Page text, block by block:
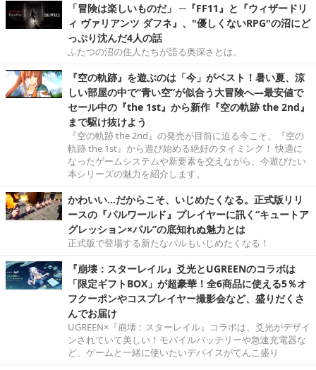
「冒険は楽しいものだ」 ─『FF11』と『ウィザードリ
ィ ヴァリアンツ ダフネ』、"優しくないRPG"の沼にど
っぷり沈んだ4人の話
ふたつの沼の住人たちが語る奥深さとは。
『空の軌跡』を遊ぶのは「今」がベスト！暑い夏、涼
しい部屋の中で“青い空”が似合う大冒険へ―最安値で
セール中の『the 1st』から新作『空の軌跡 the 2nd』
まで駆け抜けよう
『空の軌跡 the 2nd』の発売が目前に迫る今こそ、『空の
軌跡 the 1st』から遊び始める絶好のタイミング！ 快適に
なったゲームシステムや新要素を交えながら、今遊びたい
本シリーズの魅力を紹介します。
かわいい…だからこそ、いじめたくなる。正式版リリ
ースの『パルワールド』プレイヤーに訊く“キュートア
グレッション×パル”の底知れぬ魅力とは
正式版で登場する新たなパルもいじめたくなる！
『崩壊：スターレイル』爻光とUGREENのコラボは
「限定ギフトBOX」が超豪華！全6商品に使える5％オ
フクーポンやコスプレイヤー撮影会など、盛りだくさ
んでお届け
UGREEN×『崩壊：スターレイル』コラボは、爻光がデザイ
ンされていて美しい！モバイルバッテリーや急速充電器な
ど、ゲームと一緒に使いたいデバイスがてんこ盛り